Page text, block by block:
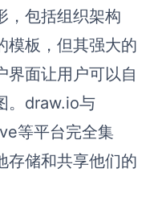
，包括组织架构
模板，但其强大的
界面让用户可以自
。draw.io与
等平台完全集
存储和共享他们的